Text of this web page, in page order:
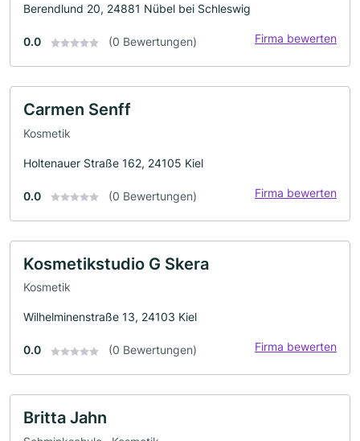
Berendlund 20, 24881 Nübel bei Schleswig
0.0 (0 Bewertungen) Firma bewerten
Carmen Senff
Kosmetik
Holtenauer Straße 162, 24105 Kiel
0.0 (0 Bewertungen) Firma bewerten
Kosmetikstudio G Skera
Kosmetik
Wilhelminenstraße 13, 24103 Kiel
0.0 (0 Bewertungen) Firma bewerten
Britta Jahn